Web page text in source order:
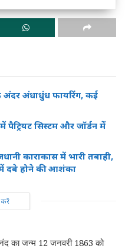
अंदर अंधाधुंध फायरिंग, कई
सिस्टम और जॉर्डन में
काराकास में भारी तबाही,
दबे होने की आशंका
का जन्म 12 जनवरी 1863 को